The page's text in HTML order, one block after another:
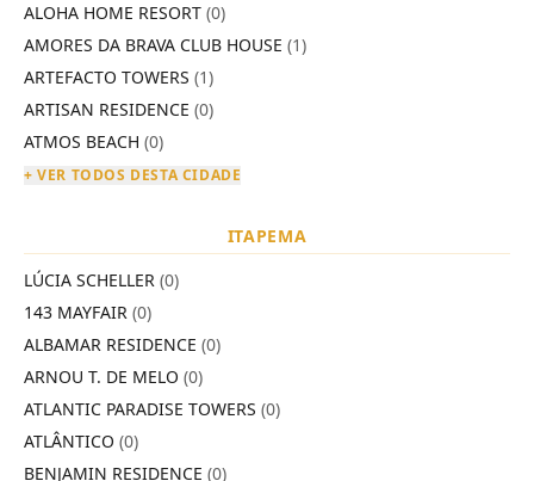
ALOHA HOME RESORT (0)
AMORES DA BRAVA CLUB HOUSE (1)
ARTEFACTO TOWERS (1)
ARTISAN RESIDENCE (0)
ATMOS BEACH (0)
+ VER TODOS DESTA CIDADE
ITAPEMA
LÚCIA SCHELLER (0)
143 MAYFAIR (0)
ALBAMAR RESIDENCE (0)
ARNOU T. DE MELO (0)
ATLANTIC PARADISE TOWERS (0)
ATLÂNTICO (0)
BENJAMIN RESIDENCE (0)